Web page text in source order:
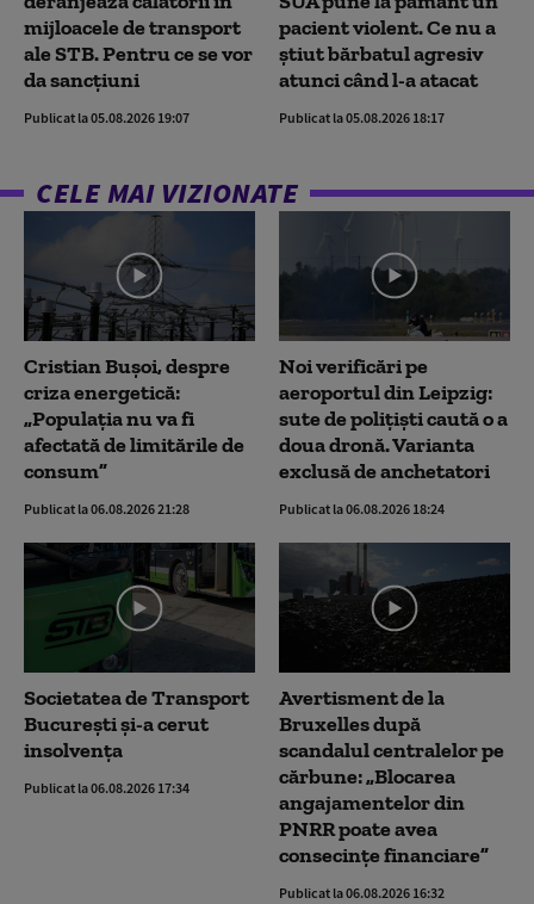
mijloacele de transport
ale STB. Pentru ce se vor
da sancțiuni
Publicat la 05.08.2026 19:07
pacient violent. Ce nu a
știut bărbatul agresiv
atunci când l-a atacat
Publicat la 05.08.2026 18:17
CELE MAI VIZIONATE
Cristian Bușoi, despre
criza energetică:
„Populația nu va fi
afectată de limitările de
consum”
Publicat la 06.08.2026 21:28
Noi verificări pe
aeroportul din Leipzig:
sute de polițiști caută o a
doua dronă. Varianta
exclusă de anchetatori
Publicat la 06.08.2026 18:24
Societatea de Transport
București și-a cerut
insolvența
Publicat la 06.08.2026 17:34
Avertisment de la
Bruxelles după
scandalul centralelor pe
cărbune: „Blocarea
angajamentelor din
PNRR poate avea
consecințe financiare”
Publicat la 06.08.2026 16:32